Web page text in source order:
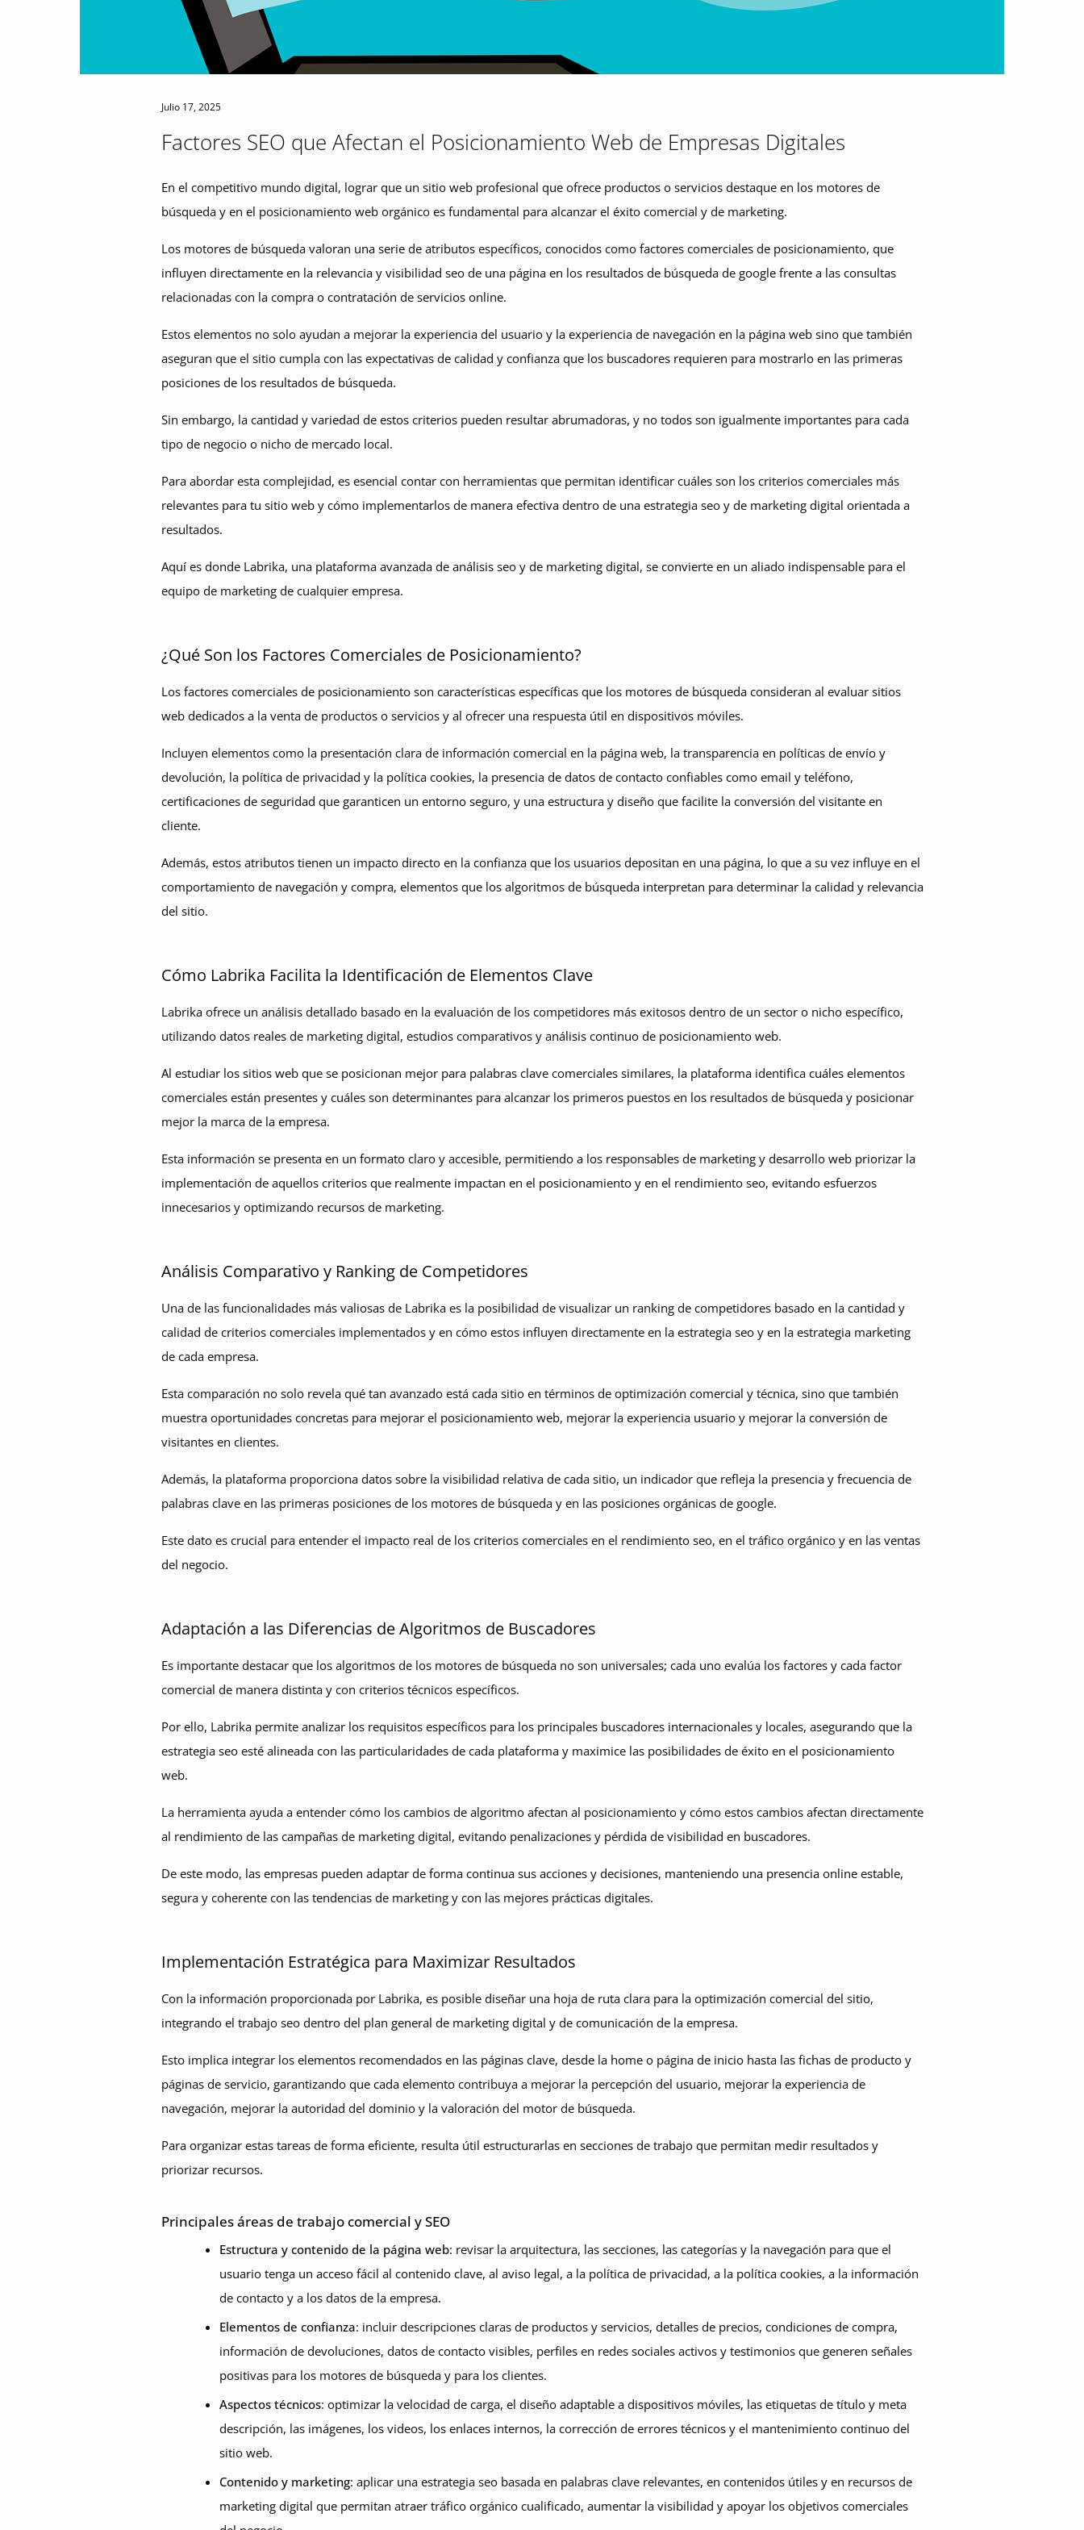
Julio 17, 2025
Factores SEO que Afectan el Posicionamiento Web de Empresas Digitales
En el competitivo mundo digital, lograr que un sitio web profesional que ofrece productos o servicios destaque en los motores de
búsqueda y en el posicionamiento web orgánico es fundamental para alcanzar el éxito comercial y de marketing.
Los motores de búsqueda valoran una serie de atributos específicos, conocidos como factores comerciales de posicionamiento, que
influyen directamente en la relevancia y visibilidad seo de una página en los resultados de búsqueda de google frente a las consultas
relacionadas con la compra o contratación de servicios online.
Estos elementos no solo ayudan a mejorar la experiencia del usuario y la experiencia de navegación en la página web sino que también
aseguran que el sitio cumpla con las expectativas de calidad y confianza que los buscadores requieren para mostrarlo en las primeras
posiciones de los resultados de búsqueda.
Sin embargo, la cantidad y variedad de estos criterios pueden resultar abrumadoras, y no todos son igualmente importantes para cada
tipo de negocio o nicho de mercado local.
Para abordar esta complejidad, es esencial contar con herramientas que permitan identificar cuáles son los criterios comerciales más
relevantes para tu sitio web y cómo implementarlos de manera efectiva dentro de una estrategia seo y de marketing digital orientada a
resultados.
Aquí es donde Labrika, una plataforma avanzada de análisis seo y de marketing digital, se convierte en un aliado indispensable para el
equipo de marketing de cualquier empresa.
¿Qué Son los Factores Comerciales de Posicionamiento?
Los factores comerciales de posicionamiento son características específicas que los motores de búsqueda consideran al evaluar sitios
web dedicados a la venta de productos o servicios y al ofrecer una respuesta útil en dispositivos móviles.
Incluyen elementos como la presentación clara de información comercial en la página web, la transparencia en políticas de envío y
devolución, la política de privacidad y la política cookies, la presencia de datos de contacto confiables como email y teléfono,
certificaciones de seguridad que garanticen un entorno seguro, y una estructura y diseño que facilite la conversión del visitante en
cliente.
Además, estos atributos tienen un impacto directo en la confianza que los usuarios depositan en una página, lo que a su vez influye en el
comportamiento de navegación y compra, elementos que los algoritmos de búsqueda interpretan para determinar la calidad y relevancia
del sitio.
Cómo Labrika Facilita la Identificación de Elementos Clave
Labrika ofrece un análisis detallado basado en la evaluación de los competidores más exitosos dentro de un sector o nicho específico,
utilizando datos reales de marketing digital, estudios comparativos y análisis continuo de posicionamiento web.
Al estudiar los sitios web que se posicionan mejor para palabras clave comerciales similares, la plataforma identifica cuáles elementos
comerciales están presentes y cuáles son determinantes para alcanzar los primeros puestos en los resultados de búsqueda y posicionar
mejor la marca de la empresa.
Esta información se presenta en un formato claro y accesible, permitiendo a los responsables de marketing y desarrollo web priorizar la
implementación de aquellos criterios que realmente impactan en el posicionamiento y en el rendimiento seo, evitando esfuerzos
innecesarios y optimizando recursos de marketing.
Análisis Comparativo y Ranking de Competidores
Una de las funcionalidades más valiosas de Labrika es la posibilidad de visualizar un ranking de competidores basado en la cantidad y
calidad de criterios comerciales implementados y en cómo estos influyen directamente en la estrategia seo y en la estrategia marketing
de cada empresa.
Esta comparación no solo revela qué tan avanzado está cada sitio en términos de optimización comercial y técnica, sino que también
muestra oportunidades concretas para mejorar el posicionamiento web, mejorar la experiencia usuario y mejorar la conversión de
visitantes en clientes.
Además, la plataforma proporciona datos sobre la visibilidad relativa de cada sitio, un indicador que refleja la presencia y frecuencia de
palabras clave en las primeras posiciones de los motores de búsqueda y en las posiciones orgánicas de google.
Este dato es crucial para entender el impacto real de los criterios comerciales en el rendimiento seo, en el tráfico orgánico y en las ventas
del negocio.
Adaptación a las Diferencias de Algoritmos de Buscadores
Es importante destacar que los algoritmos de los motores de búsqueda no son universales; cada uno evalúa los factores y cada factor
comercial de manera distinta y con criterios técnicos específicos.
Por ello, Labrika permite analizar los requisitos específicos para los principales buscadores internacionales y locales, asegurando que la
estrategia seo esté alineada con las particularidades de cada plataforma y maximice las posibilidades de éxito en el posicionamiento
web.
La herramienta ayuda a entender cómo los cambios de algoritmo afectan al posicionamiento y cómo estos cambios afectan directamente
al rendimiento de las campañas de marketing digital, evitando penalizaciones y pérdida de visibilidad en buscadores.
De este modo, las empresas pueden adaptar de forma continua sus acciones y decisiones, manteniendo una presencia online estable,
segura y coherente con las tendencias de marketing y con las mejores prácticas digitales.
Implementación Estratégica para Maximizar Resultados
Con la información proporcionada por Labrika, es posible diseñar una hoja de ruta clara para la optimización comercial del sitio,
integrando el trabajo seo dentro del plan general de marketing digital y de comunicación de la empresa.
Esto implica integrar los elementos recomendados en las páginas clave, desde la home o página de inicio hasta las fichas de producto y
páginas de servicio, garantizando que cada elemento contribuya a mejorar la percepción del usuario, mejorar la experiencia de
navegación, mejorar la autoridad del dominio y la valoración del motor de búsqueda.
Para organizar estas tareas de forma eficiente, resulta útil estructurarlas en secciones de trabajo que permitan medir resultados y
priorizar recursos.
Principales áreas de trabajo comercial y SEO
Estructura y contenido de la página web: revisar la arquitectura, las secciones, las categorías y la navegación para que el
usuario tenga un acceso fácil al contenido clave, al aviso legal, a la política de privacidad, a la política cookies, a la información
de contacto y a los datos de la empresa.
Elementos de confianza: incluir descripciones claras de productos y servicios, detalles de precios, condiciones de compra,
información de devoluciones, datos de contacto visibles, perfiles en redes sociales activos y testimonios que generen señales
positivas para los motores de búsqueda y para los clientes.
Aspectos técnicos: optimizar la velocidad de carga, el diseño adaptable a dispositivos móviles, las etiquetas de título y meta
descripción, las imágenes, los videos, los enlaces internos, la corrección de errores técnicos y el mantenimiento continuo del
sitio web.
Contenido y marketing: aplicar una estrategia seo basada en palabras clave relevantes, en contenidos útiles y en recursos de
marketing digital que permitan atraer tráfico orgánico cualificado, aumentar la visibilidad y apoyar los objetivos comerciales